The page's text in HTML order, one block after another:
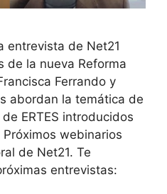
entrevista de Net21
de la nueva Reforma
Ferrando y
abordan la temática de
ERTES introducidos
webinarios
de Net21. Te
entrevistas: